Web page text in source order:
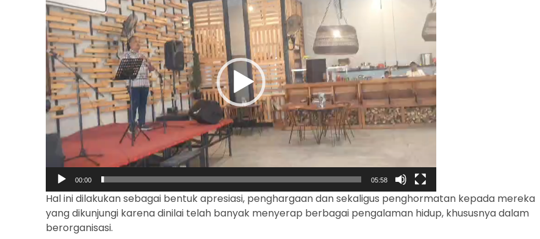
00:00 05:58
Hal ini dilakukan sebagai bentuk apresiasi, penghargaan dan sekaligus penghormatan kepada mereka
yang dikunjungi karena dinilai telah banyak menyerap berbagai pengalaman hidup, khususnya dalam
berorganisasi.